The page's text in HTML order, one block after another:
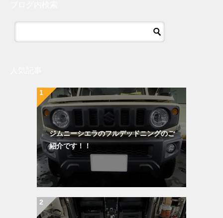
ジムニーシエラのフルデッドニングのご
紹介です！！